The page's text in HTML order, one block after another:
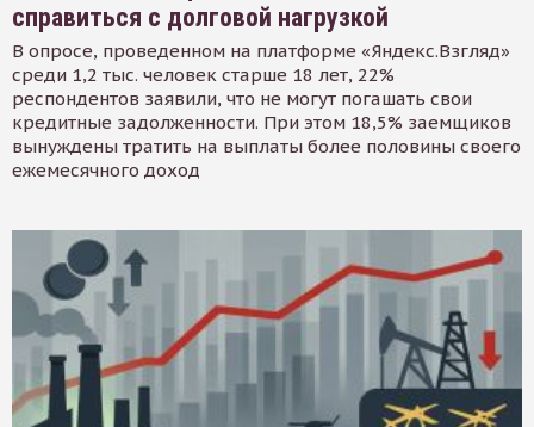
справиться с долговой нагрузкой
В опросе, проведенном на платформе «Яндекс.Взгляд»
среди 1,2 тыс. человек старше 18 лет, 22%
респондентов заявили, что не могут погашать свои
кредитные задолженности. При этом 18,5% заемщиков
вынуждены тратить на выплаты более половины своего
ежемесячного доход